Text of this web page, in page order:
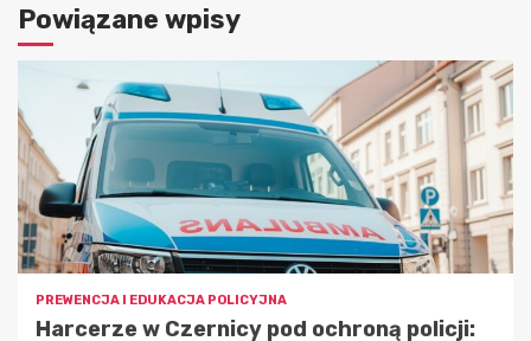
Powiązane wpisy
PREWENCJA I EDUKACJA POLICYJNA
Harcerze w Czernicy pod ochroną policji: